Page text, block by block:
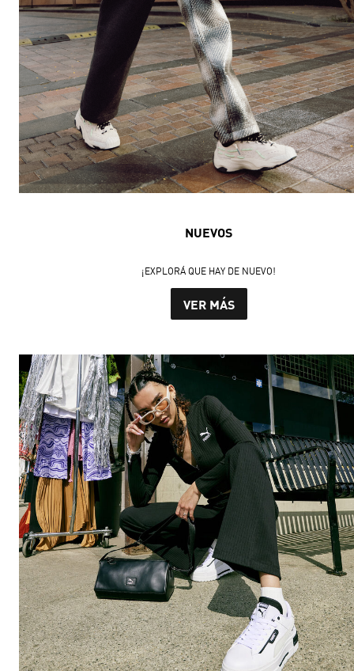
NUEVOS
¡EXPLORÁ QUE HAY DE NUEVO!
VER MÁS